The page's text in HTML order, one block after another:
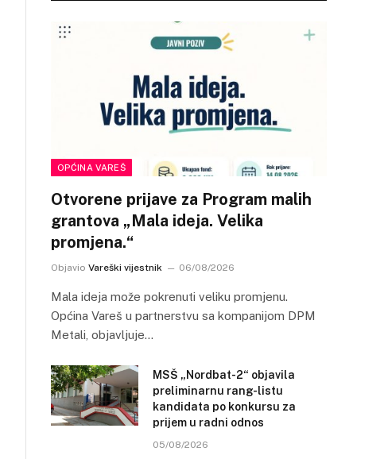
OPĆINA VAREŠ
Otvorene prijave za Program malih
grantova „Mala ideja. Velika
promjena.“
Objavio Vareški vijestnik 06/08/2026
Mala ideja može pokrenuti veliku promjenu.
Općina Vareš u partnerstvu sa kompanijom DPM
Metali, objavljuje…
MSŠ „Nordbat-2“ objavila
preliminarnu rang-listu
kandidata po konkursu za
prijem u radni odnos
05/08/2026